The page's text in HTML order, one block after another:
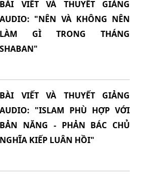
BÀI VIẾT VÀ THUYẾT GIẢNG
AUDIO: "NÊN VÀ KHÔNG NÊN
LÀM GÌ TRONG THÁNG
SHABAN"
BÀI VIẾT VÀ THUYẾT GIẢNG
AUDIO: "ISLAM PHÙ HỢP VỚI
BẢN NĂNG - PHẢN BÁC CHỦ
NGHĨA KIẾP LUÂN HỒI"